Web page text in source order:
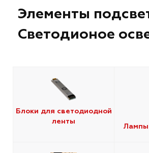
Элементы
Светодионое
Блоки для светодиодной
ленты
Лампы